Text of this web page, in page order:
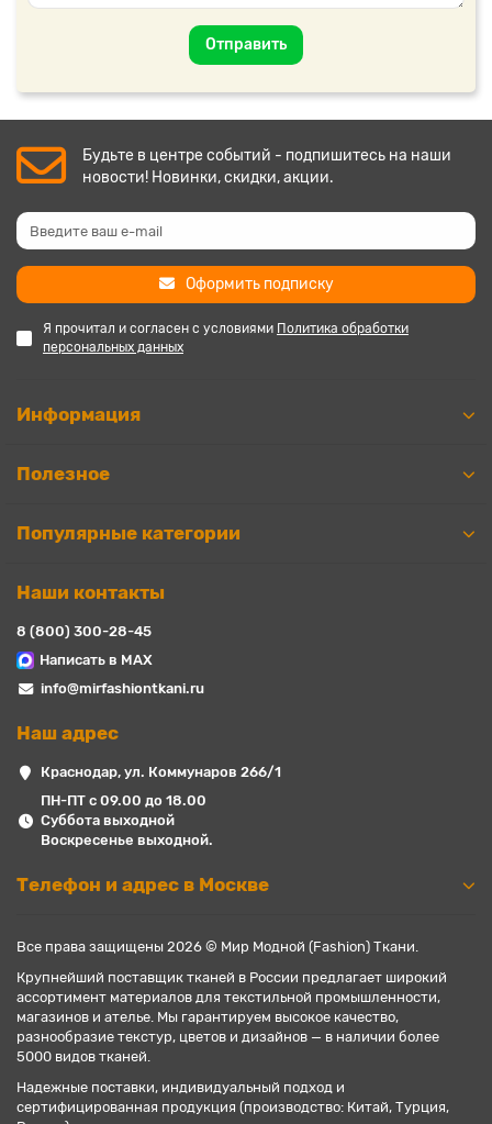
Отправить
Будьте в центре событий - подпишитесь на наши
новости! Новинки, скидки, акции.
Оформить подписку
Я прочитал и согласен с условиями Политика обработки
персональных данных
Информация
Полезное
Популярные категории
Наши контакты
8 (800) 300-28-45
Написать в MAX
info@mirfashiontkani.ru
Наш адрес
Краснодар, ул. Коммунаров 266/1
ПН-ПТ с 09.00 до 18.00
Суббота выходной
Воскресенье выходной.
Телефон и адрес в Москве
Все права защищены 2026 © Мир Модной (Fashion) Ткани.
Крупнейший поставщик тканей в России предлагает широкий
ассортимент материалов для текстильной промышленности,
магазинов и ателье. Мы гарантируем высокое качество,
разнообразие текстур, цветов и дизайнов — в наличии более
5000 видов тканей.
Надежные поставки, индивидуальный подход и
сертифицированная продукция (производство: Китай, Турция,